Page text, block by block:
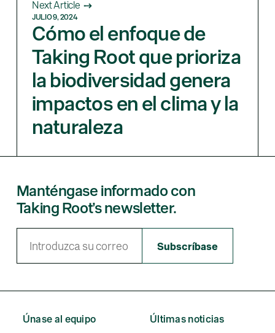
Next Article
JULIO 9, 2024
Cómo el enfoque de
Taking Root que prioriza
la biodiversidad genera
impactos en el clima y la
naturaleza
Manténgase informado con
Taking Root’s newsletter.
Únase al equipo Últimas noticias